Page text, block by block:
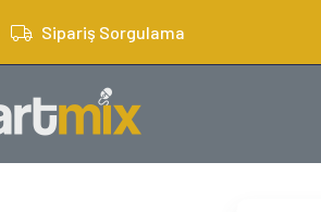
Sipariş Sorgulama